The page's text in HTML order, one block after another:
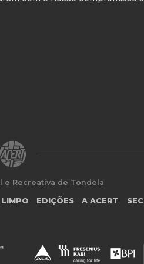
e Recreativa de Tondela
EDIÇÕES A ACERT